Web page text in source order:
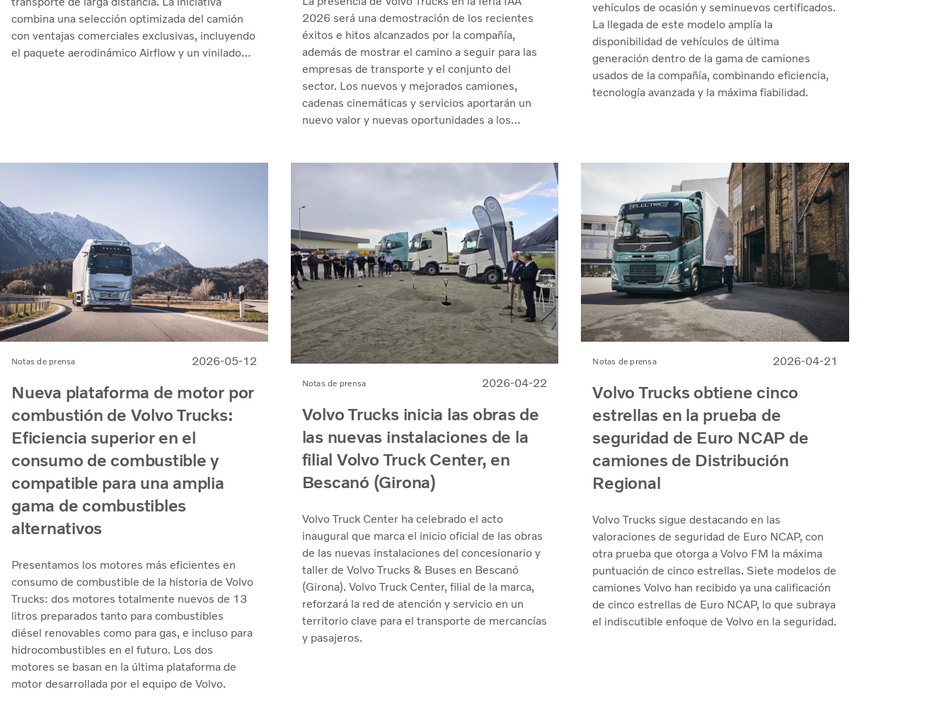
combina una selección optimizada del camión
con ventajas comerciales exclusivas, incluyendo
el paquete aerodinámico Airflow y un vinilado
2026 será una demostración de los recientes
éxitos e hitos alcanzados por la compañía,
además de mostrar el camino a seguir para las
empresas de transporte y el conjunto del
sector. Los nuevos y mejorados camiones,
cadenas cinemáticas y servicios aportarán un
nuevo valor y nuevas oportunidades a los
vehículos de ocasión y seminuevos certificados.
La llegada de este modelo amplía la
disponibilidad de vehículos de última
generación dentro de la gama de camiones
usados de la compañía, combinando eficiencia,
tecnología avanzada y la máxima fiabilidad.
Notas de prensa 2026-05-12
Nueva plataforma de motor por
combustión de Volvo Trucks:
Eficiencia superior en el
consumo de combustible y
compatible para una amplia
gama de combustibles
alternativos
Presentamos los motores más eficientes en
consumo de combustible de la historia de Volvo
Trucks: dos motores totalmente nuevos de 13
litros preparados tanto para combustibles
diésel renovables como para gas, e incluso para
hidrocombustibles en el futuro. Los dos
motores se basan en la última plataforma de
motor desarrollada por el equipo de Volvo.
Notas de prensa 2026-04-22
Volvo Trucks inicia las obras de
las nuevas instalaciones de la
filial Volvo Truck Center, en
Bescanó (Girona)
Volvo Truck Center ha celebrado el acto
inaugural que marca el inicio oficial de las obras
de las nuevas instalaciones del concesionario y
taller de Volvo Trucks & Buses en Bescanó
(Girona). Volvo Truck Center, filial de la marca,
reforzará la red de atención y servicio en un
territorio clave para el transporte de mercancías
y pasajeros.
Notas de prensa 2026-04-21
Volvo Trucks obtiene cinco
estrellas en la prueba de
seguridad de Euro NCAP de
camiones de Distribución
Regional
Volvo Trucks sigue destacando en las
valoraciones de seguridad de Euro NCAP, con
otra prueba que otorga a Volvo FM la máxima
puntuación de cinco estrellas. Siete modelos de
camiones Volvo han recibido ya una calificación
de cinco estrellas de Euro NCAP, lo que subraya
el indiscutible enfoque de Volvo en la seguridad.